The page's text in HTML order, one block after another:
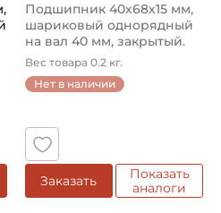
Подшипник 40х68х15 мм,
шариковый однорядный
на вал 40 мм, закрытый.
Арт...
Вес товара 0.2 кг.
Нет в наличии
Заказать
Показать
аналоги